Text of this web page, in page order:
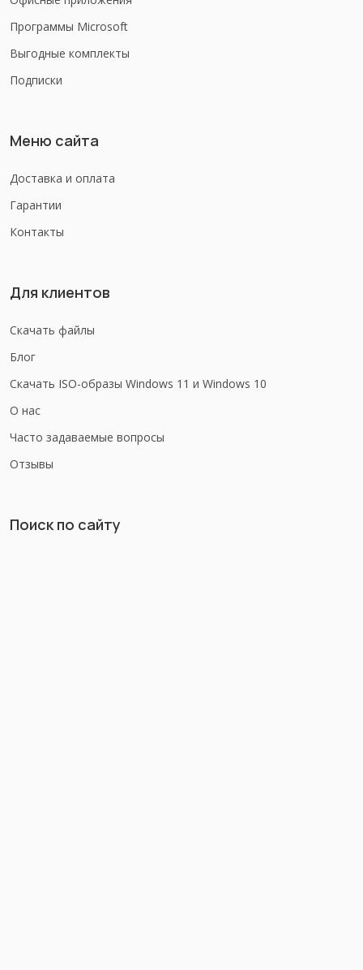
Программы Microsoft
Выгодные комплекты
Подписки
Меню сайта
Доставка и оплата
Гарантии
Контакты
Для клиентов
Скачать файлы
Блог
Скачать ISO-образы Windows 11 и Windows 10
О нас
Часто задаваемые вопросы
Отзывы
Поиск по сайту